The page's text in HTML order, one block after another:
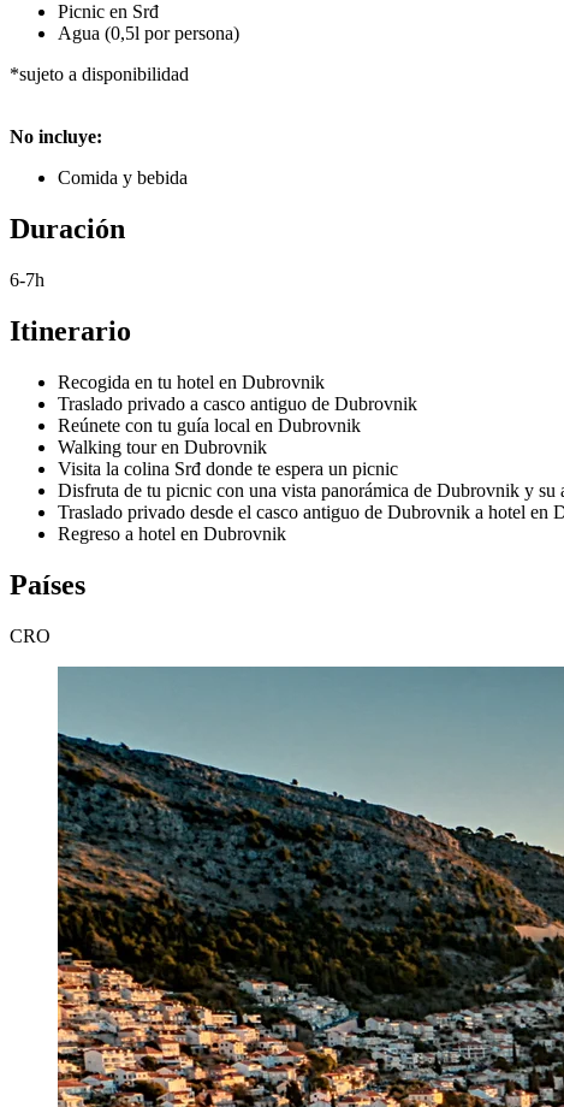
Picnic en Srđ
Agua (0,5l por persona)
*sujeto a disponibilidad
No incluye:
Comida y bebida
Duración
6-7h
Itinerario
Recogida en tu hotel en Dubrovnik
Traslado privado a casco antiguo de Dubrovnik
Reúnete con tu guía local en Dubrovnik
Walking tour en Dubrovnik
Visita la colina Srđ donde te espera un picnic
Disfruta de tu picnic con una vista panorámica de Dubrovnik y su
Traslado privado desde el casco antiguo de Dubrovnik a hotel en
Regreso a hotel en Dubrovnik
Países
CRO